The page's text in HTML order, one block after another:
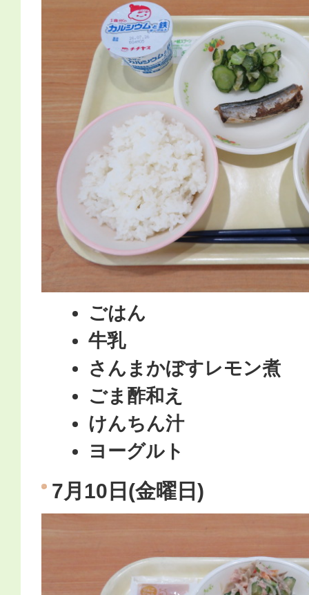
ごはん
牛乳
さんまかぼすレモン煮
ごま酢和え
けんちん汁
ヨーグルト
7月10日(金曜日)